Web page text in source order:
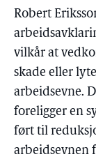
Robert
vilkår at
skade eller
arbeidsevne.
foreligger en
ført til
arbeidsevnen